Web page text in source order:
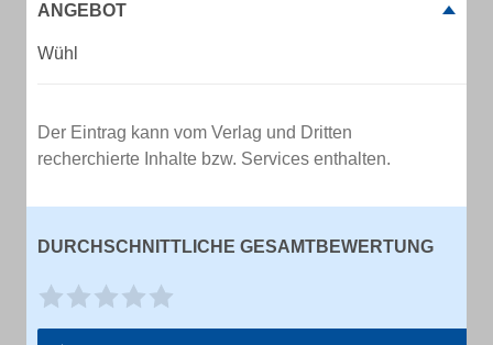
ANGEBOT
Wühl
Der Eintrag kann vom Verlag und Dritten
recherchierte Inhalte bzw. Services enthalten.
DURCHSCHNITTLICHE GESAMTBEWERTUNG